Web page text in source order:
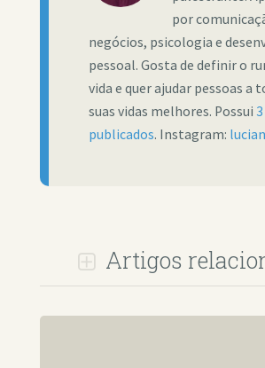
por
negócios, psicologia e
pessoal. Gosta de definir o
vida e quer ajudar pessoas a
suas vidas melhores. Possui
publicados. Instagram:
Artigos